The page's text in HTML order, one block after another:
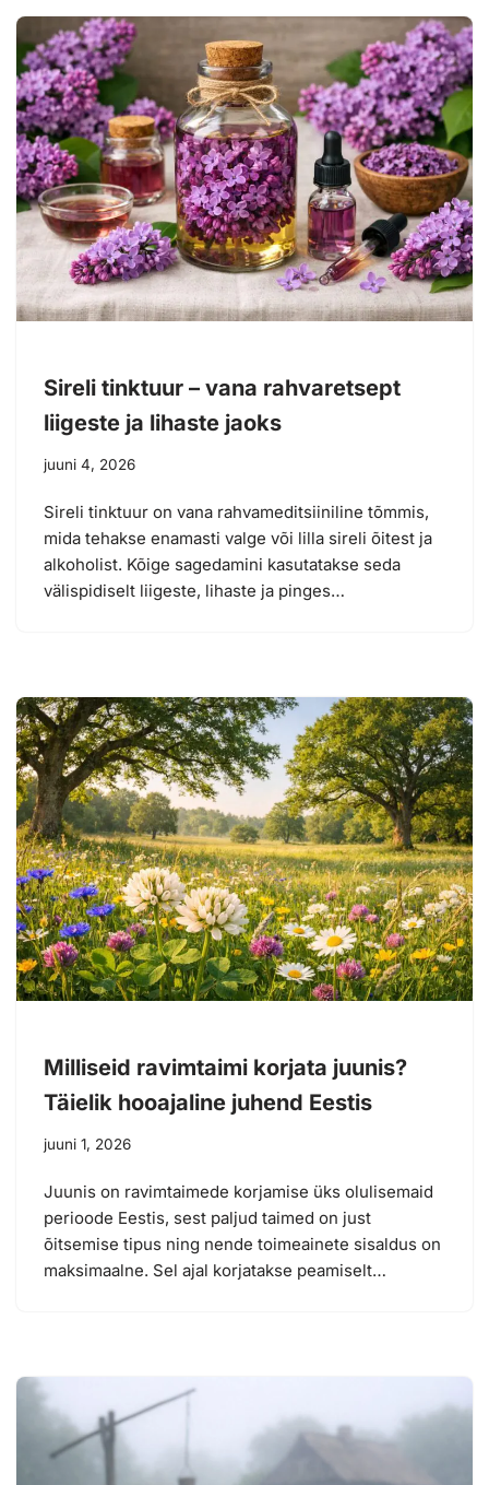
Sireli tinktuur – vana rahvaretsept
liigeste ja lihaste jaoks
juuni 4, 2026
Sireli tinktuur on vana rahvameditsiiniline tõmmis,
mida tehakse enamasti valge või lilla sireli õitest ja
alkoholist. Kõige sagedamini kasutatakse seda
välispidiselt liigeste, lihaste ja pinges…
Milliseid ravimtaimi korjata juunis?
Täielik hooajaline juhend Eestis
juuni 1, 2026
Juunis on ravimtaimede korjamise üks olulisemaid
perioode Eestis, sest paljud taimed on just
õitsemise tipus ning nende toimeainete sisaldus on
maksimaalne. Sel ajal korjatakse peamiselt…